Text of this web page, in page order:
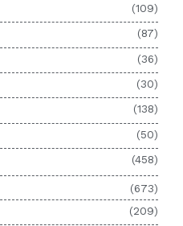
(109)
(87)
(36)
(30)
(138)
(50)
(458)
(673)
(209)